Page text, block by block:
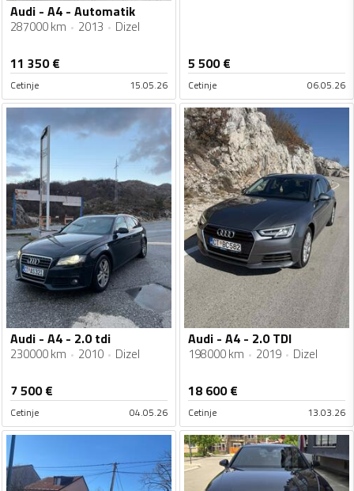
Audi - A4 - Automatik
287000 km 2013 Dizel
11 350€
Cetinje 15.05.26
5 500€
Cetinje 06.05.26
Audi - A4 - 2.0 tdi
230000 km 2010 Dizel
7 500€
Cetinje 04.05.26
Audi - A4 - 2.0 TDI
198000 km 2019 Dizel
18 600€
Cetinje 13.03.26